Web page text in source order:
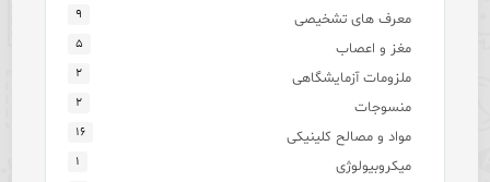
معرف های تشخیصی ۹
مغز و اعصاب ۵
ملزومات آزمایشگاهی ۲
منسوجات ۲
مواد و مصالح کلینیکی ۱۶
میکروبیولوژی ۱